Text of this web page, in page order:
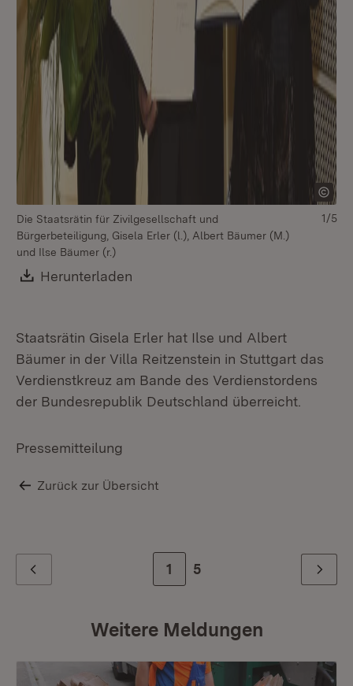
Die Staatsrätin für Zivilgesellschaft und
Bürgerbeteiligung, Gisela Erler (l.), Albert Bäumer (M.)
und Ilse Bäumer (r.)
Download:
Herunterladen
1/5
Staatsrätin Gisela Erler hat Ilse und Albert
Bäumer in der Villa Reitzenstein in Stuttgart das
Verdienstkreuz am Bande des Verdienstordens
der Bundesrepublik Deutschland überreicht.
Pressemitteilung
Zurück zur Übersicht
Zur Seite
1 Zur letzten Seite
5 Weiter
Weitere Meldungen